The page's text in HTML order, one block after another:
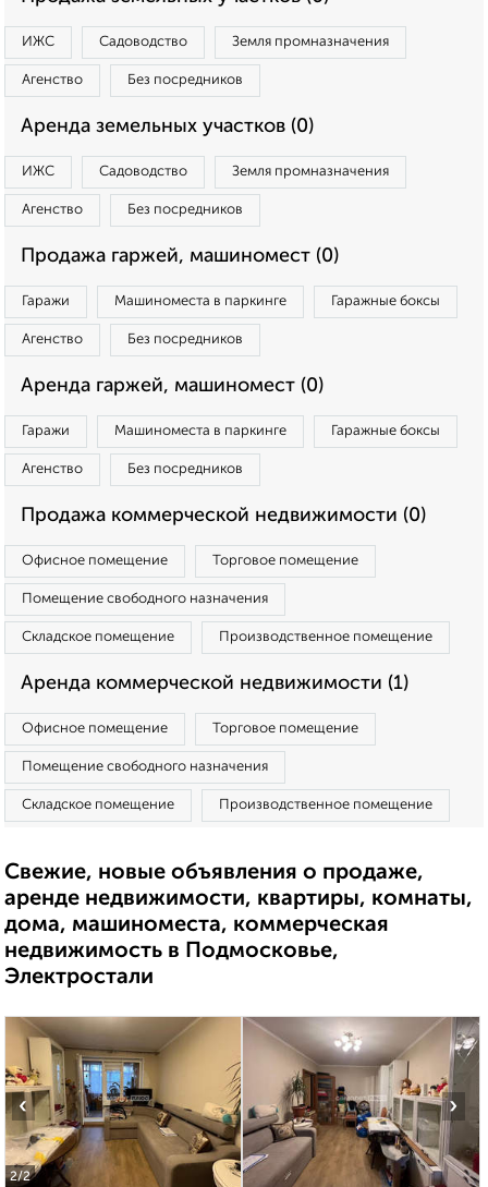
ИЖС Садоводство Земля промназначения
Агенство Без посредников
Аренда земельных участков (0)
ИЖС Садоводство Земля промназначения
Агенство Без посредников
Продажа гаржей, машиномест (0)
Гаражи Машиноместа в паркинге Гаражные боксы
Агенство Без посредников
Аренда гаржей, машиномест (0)
Гаражи Машиноместа в паркинге Гаражные боксы
Агенство Без посредников
Продажа коммерческой недвижимости (0)
Офисное помещение Торговое помещение
Помещение свободного назначения
Складское помещение Производственное помещение
Аренда коммерческой недвижимости (1)
Офисное помещение Торговое помещение
Помещение свободного назначения
Складское помещение Производственное помещение
Свежие, новые объявления о продаже,
аренде недвижимости, квартиры, комнаты,
дома, машиноместа, коммерческая
недвижимость в Подмосковье,
Электростали
2/2
‹ ›